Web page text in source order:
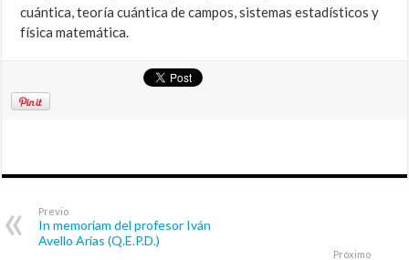
cuántica, teoría cuántica de campos, sistemas estadísticos y
física matemática.
Previo
In memoriam del profesor Iván
Avello Arias (Q.E.P.D.)
Próximo